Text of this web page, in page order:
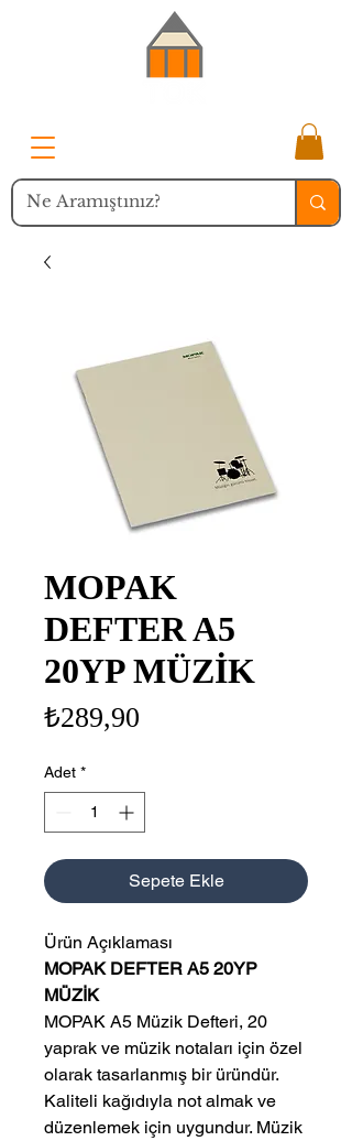
MOPAK
DEFTER A5
20YP MÜZİK
₺289,90
Adet *
Sepete Ekle
Ürün Açıklaması
MOPAK DEFTER A5 20YP
MÜZİK
MOPAK A5 Müzik Defteri, 20
yaprak ve müzik notaları için özel
olarak tasarlanmış bir üründür.
Kaliteli kağıdıyla not almak ve
düzenlemek için uygundur. Müzik